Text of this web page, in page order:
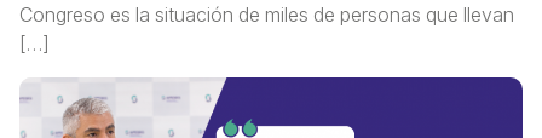
Congreso es la situación de miles de personas que llevan
[…]